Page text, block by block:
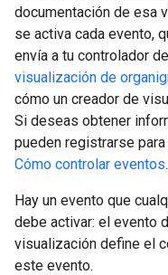
documentación de esa
se activa cada evento,
envía a tu controlador
visualización de
cómo un creador de
Si deseas obtener
pueden registrarse
Cómo controlar eventos.
Hay un evento que
debe activar: el evento
visualización define el
este evento.